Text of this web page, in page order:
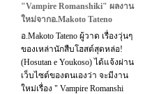
"Vampire Romanshiki" ผลงาน
ใหม่จากอ.Makoto Tateno
อ.Makoto Tateno ผู้วาด เรื่องวุ่นๆ
ของเหล่านักสืบโฮสต์สุดหล่อ!
(Hosutan e Youkoso) ได้แจ้งผ่าน
เว็บไซต์ของตนเองว่า จะมีงาน
ใหม่เรื่อง " Vampire Romanshi